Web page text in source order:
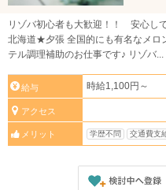
リゾバ初心者も大歓迎！！ 安心し
北海道★夕張 全国的にも有名なメロ
テル調理補助のお仕事です♪ リゾバ...
給与 時給1,100円～
アクセス
メリット 学歴不問 交通費支